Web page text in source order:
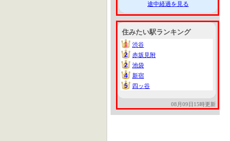
途中経過を見る
住みたい駅ランキング
1
1
渋谷
2
2
赤坂見附
2
2
池袋
4
4
新宿
5
5 四ッ谷
08月09日15時更新